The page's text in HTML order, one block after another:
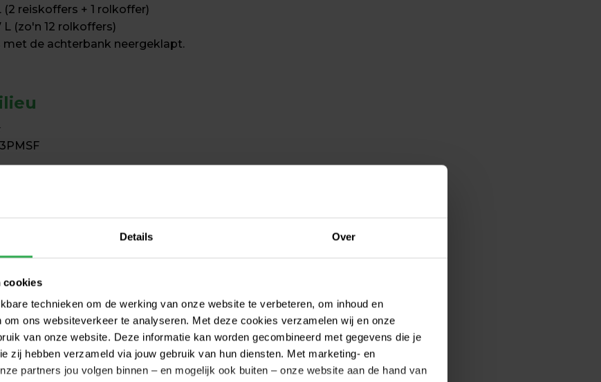
Details Over
cookies
technieken om de werking van onze website te verbeteren, om inhoud en
ons websiteverkeer te analyseren. Met deze cookies verzamelen wij en onze
van onze website. Deze informatie kan worden gecombineerd met gegevens die je
zij hebben verzameld via jouw gebruik van hun diensten. Met marketing- en
partners jou volgen binnen – en mogelijk ook buiten – onze website aan de hand van
reiskoffers + 1 rolkoffer)
L (zo'n 12 rolkoffers)
met de achterbank neergeklapt.
Auto
u